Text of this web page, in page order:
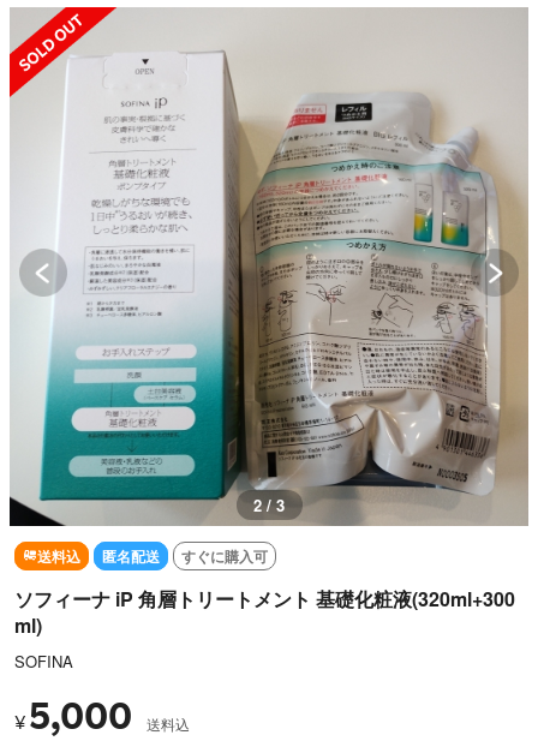
SOLD OUT
3 / 3
送料込 匿名配送 すぐに購入可
ソフィーナ iP 角層トリートメント 基礎化粧液(320ml+300
ml)
SOFINA
¥ 5,000 送料込